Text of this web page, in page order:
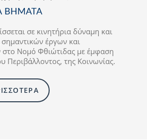
ΒΗΜΑΤΑ
σε κινητήρια δύναμη και
σημαντικών έργων και
Νομό Φθιώτιδας με έμφαση
Περιβάλλοντος, της Κοινωνίας.